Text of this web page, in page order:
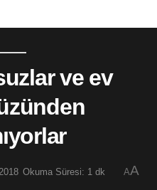
ve ev
Okuma Süresi: 1 dk AA